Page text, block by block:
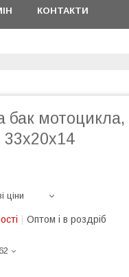
КОНТАКТИ
бак
33х20х14
ціни
Оптом і в роздріб